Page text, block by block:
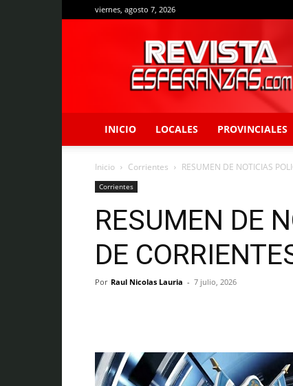
viernes, agosto 7, 2026
Revista
Esperanzas
INICIO LOCALES PROVINCIALES
Inicio Corrientes RESUMEN DE NOTICIAS
Corrientes
RESUMEN DE
DE
Por Raul Nicolas Lauria - 7 julio, 2026